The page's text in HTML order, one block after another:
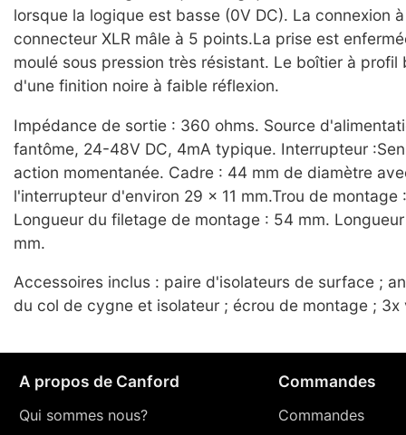
lorsque la logique est basse (0V DC). La connexion
connecteur XLR mâle à 5 points.La prise est
moulé sous pression très résistant. Le boîtier à profil
d'une finition noire à faible réflexion.
Impédance de sortie : 360 ohms. Source
fantôme, 24-48V DC, 4mA typique. Interrupteur
action momentanée. Cadre : 44 mm de diamètre
l'interrupteur d'environ 29 x 11 mm.Trou de montage
Longueur du filetage de montage : 54 mm.
mm.
Accessoires inclus : paire d'isolateurs de surface ;
du col de cygne et isolateur ; écrou de montage ; 3x
A propos de Canford
Qui sommes nous?
Commandes
Commandes